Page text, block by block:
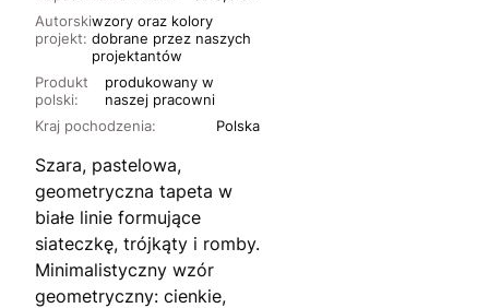
Autorski
projekt:
wzory oraz kolory
dobrane przez naszych
projektantów
Produkt
polski:
produkowany w
naszej pracowni
Kraj pochodzenia: Polska
Szara, pastelowa,
geometryczna tapeta w
białe linie formujące
siateczkę, trójkąty i romby.
Minimalistyczny wzór
geometryczny: cienkie,